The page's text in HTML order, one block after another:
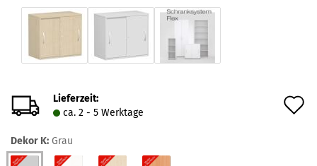
Lieferzeit:
ca. 2 - 5 Werktage
Dekor K: Grau